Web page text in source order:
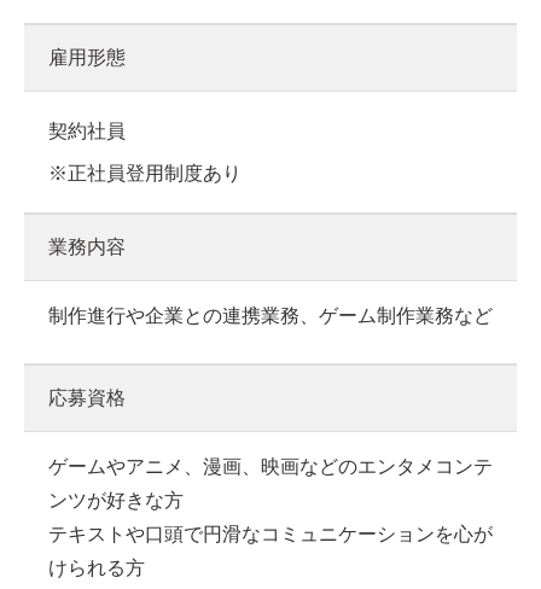
雇用形態
契約社員
※正社員登用制度あり
業務内容
制作進行や企業との連携業務、ゲーム制作業務など
応募資格
ゲームやアニメ、漫画、映画などのエンタメコンテ
ンツが好きな方
テキストや口頭で円滑なコミュニケーションを心が
けられる方